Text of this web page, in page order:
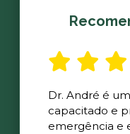
Dr. André é
capacitado e
emergência e